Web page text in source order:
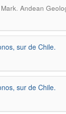
. Andean
sur de Chile.
sur de Chile.